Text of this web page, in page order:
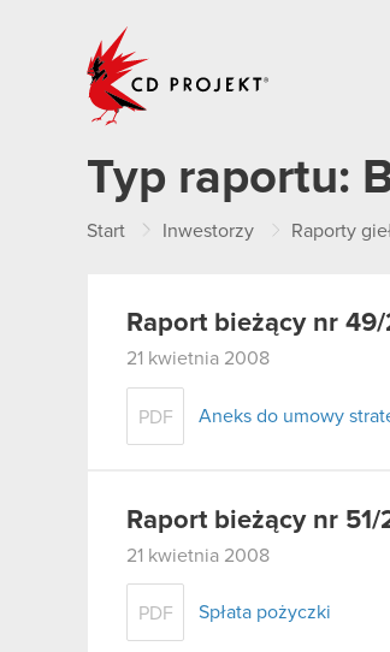
Typ raportu:
Start Inwestorzy Raporty
Raport bieżący nr
21 kwietnia 2008
PDF Aneks do umowy
Raport bieżący nr
21 kwietnia 2008
PDF Spłata pożyczki